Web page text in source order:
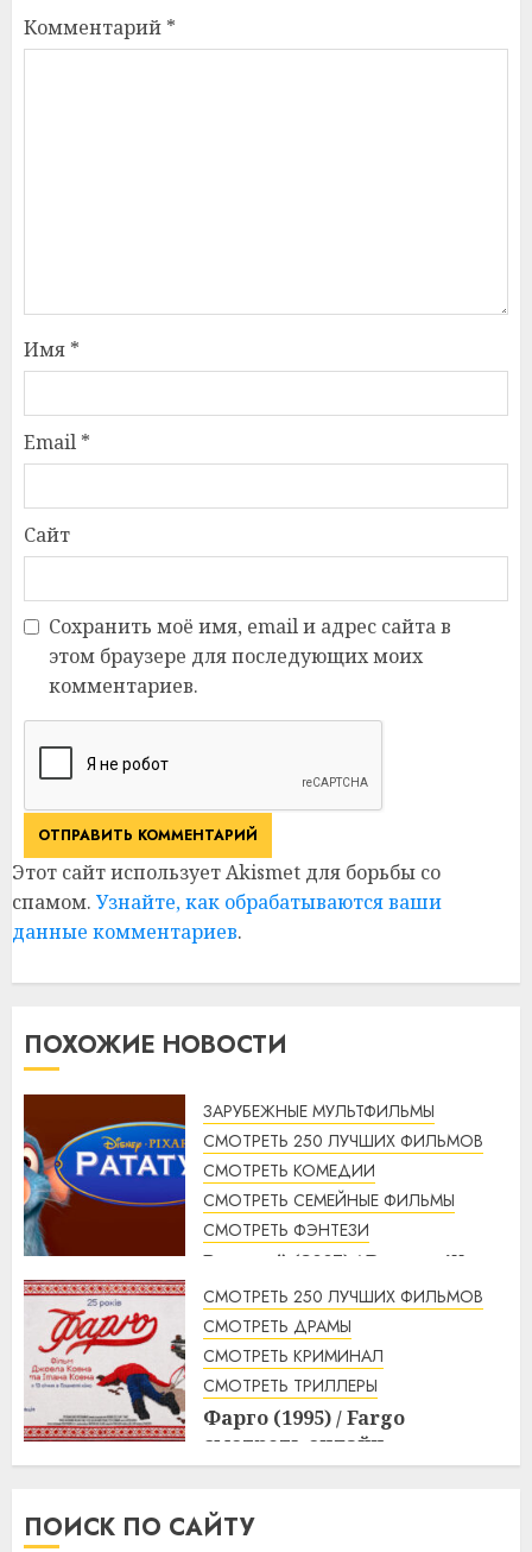
Комментарий *
Имя *
Email *
Сайт
Сохранить моё имя, email и адрес сайта в
этом браузере для последующих моих
комментариев.
Этот сайт использует Akismet для борьбы со
спамом. Узнайте, как обрабатываются ваши
данные комментариев.
ПОХОЖИЕ НОВОСТИ
ЗАРУБЕЖНЫЕ МУЛЬТФИЛЬМЫ
СМОТРЕТЬ 250 ЛУЧШИХ ФИЛЬМОВ
СМОТРЕТЬ КОМЕДИИ
СМОТРЕТЬ СЕМЕЙНЫЕ ФИЛЬМЫ
СМОТРЕТЬ ФЭНТЕЗИ
Рататуй (2007) / Ratatouille
смотреть онлайн
2:32 07.08.2026
СМОТРЕТЬ 250 ЛУЧШИХ ФИЛЬМОВ
СМОТРЕТЬ ДРАМЫ
СМОТРЕТЬ КРИМИНАЛ
СМОТРЕТЬ ТРИЛЛЕРЫ
Фарго (1995) / Fargo
смотреть онлайн
ПОИСК ПО САЙТУ